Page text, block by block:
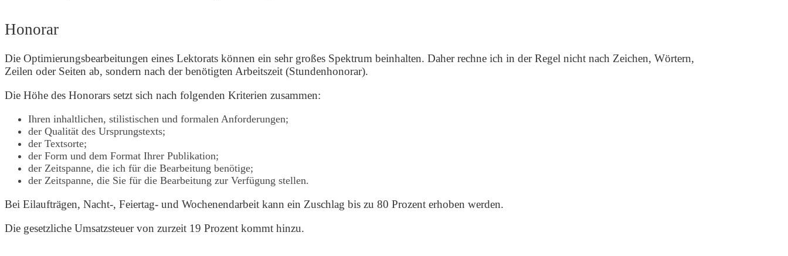
Honorar
Die Optimierungsbearbeitungen eines Lektorats können ein sehr großes Spektrum beinhalten. Daher rechne ich in der Regel nicht nach Zeichen, Wörtern,
Zeilen oder Seiten ab, sondern nach der benötigten Arbeitszeit (Stundenhonorar).
Die Höhe des Honorars setzt sich nach folgenden Kriterien zusammen:
Ihren inhaltlichen, stilistischen und formalen Anforderungen;
der Qualität des Ursprungstexts;
der Textsorte;
der Form und dem Format Ihrer Publikation;
der Zeitspanne, die ich für die Bearbeitung benötige;
der Zeitspanne, die Sie für die Bearbeitung zur Verfügung stellen.
Bei Eilaufträgen, Nacht-, Feiertag- und Wochenendarbeit kann ein Zuschlag bis zu 80 Prozent erhoben werden.
Die gesetzliche Umsatzsteuer von zurzeit 19 Prozent kommt hinzu.